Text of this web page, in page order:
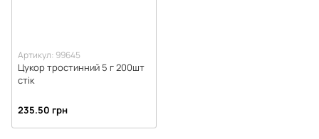
Артикул: 99645
Цукор тростинний 5 г 200шт
стік
235.50 грн